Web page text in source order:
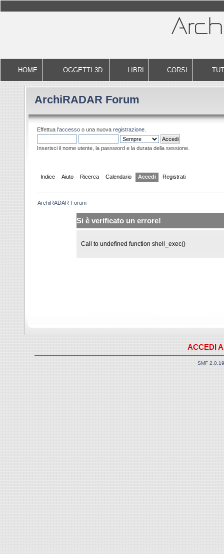
HOME OGGETTI 3D LIBRI CORSI
ArchiRADAR Forum
Effettua l'accesso o una nuova registrazione.
Inserisci il nome utente, la password e la durata della sessione.
Indice Aiuto Ricerca Calendario Accedi Registrati
ArchiRADAR Forum
Si è verificato un errore!
Call to undefined function shell_exec()
ACCEDI
SMF 2.0.19